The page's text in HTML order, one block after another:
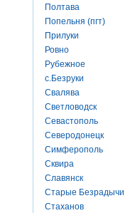
Полтава
Попельня (пгт)
Прилуки
Ровно
Рубежное
с.Безруки
Свалява
Светловодск
Севастополь
Северодонецк
Симферополь
Сквира
Славянск
Старые Безрадычи
Стаханов